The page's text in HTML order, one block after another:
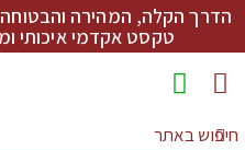
הדרך הקלה, המהירה
טקסט אקדמי איכותי